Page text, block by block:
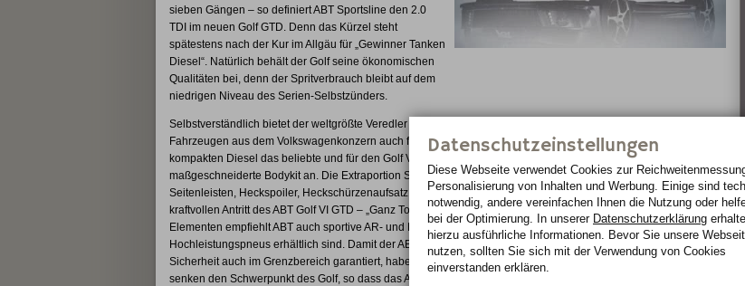
sieben Gängen – so definiert ABT Sportsline den 2.0
TDI im neuen Golf GTD. Denn das Kürzel steht
spätestens nach der Kur im Allgäu für „Gewinner Tanken
Diesel“. Natürlich behält der Golf seine ökonomischen
Qualitäten bei, denn der Spritverbrauch bleibt auf dem
niedrigen Niveau des Serien-Selbstzünders.
Selbstverständlich bietet der weltgrößte Veredler von
Fahrzeugen aus dem Volkswagenkonzern auch für den
kompakten Diesel das beliebte und für den Golf VI
maßgeschneiderte Bodykit an. Die Extraportion Sportlichkeit begeistert sofort: Frontschürze, Frontgrill,
Seitenleisten, Heckspoiler, Heckschürzenaufsatz und der ABT-typische 4-Rohr-Endschalldämpfer passen zum
kraftvollen Antritt des ABT Golf VI GTD – „Ganz Tolle Details“ eben. Als Ergänzung zu den Aerodynamik-
Elementen empfiehlt ABT auch sportive AR- und BR-Räder in 18 und 19 Zoll, die in Kombination mit
Hochleistungspneus erhältlich sind. Damit der ABT Golf GTD im Verkehr maximalen Fahrspaß und optimale
Sicherheit auch im Grenzbereich garantiert, haben die Allgäuer die ABT Fahrwerksfedern im Programm. Sie
senken den Schwerpunkt des Golf, so dass das Auto noch besser auf der Straße liegt und auch im Stand
Datenschutzeinstellungen
Diese Webseite verwendet Cookies zur
Personalisierung von Inhalten und Werbung. Einige sind
notwendig, andere vereinfachen Ihnen die Nutzung oder
bei der Optimierung. In unserer Datenschutzerklärung
hierzu ausführliche Informationen. Bevor Sie unsere
nutzen, sollten Sie sich mit der Verwendung von Cookies
einverstanden erklären.